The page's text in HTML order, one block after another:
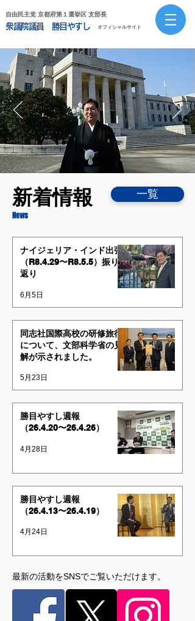
自由民主党 京都府第１選挙区 支部長
衆議院議員 勝目やすし オフィシャルサイト
新着情報
News
一覧
ナイジェリア・インド出張
（R8.4.29〜R8.5.5）振り
返り
6月5日
同志社国際高校の研修旅行
について、文部科学省の見
解が示されました。
5月23日
勝目やすし週報
（26.4.20〜26.4.26）
4月28日
勝目やすし週報
（26.4.13〜26.4.19）
4月24日
​最新の活動をSNSでご覧いただけます。